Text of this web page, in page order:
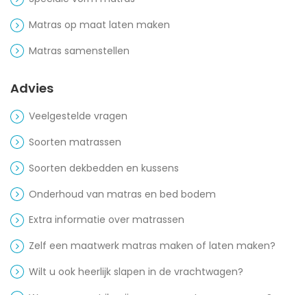
Matras op maat laten maken
Matras samenstellen
Advies
Veelgestelde vragen
Soorten matrassen
Soorten dekbedden en kussens
Onderhoud van matras en bed bodem
Extra informatie over matrassen
Zelf een maatwerk matras maken of laten maken?
Wilt u ook heerlijk slapen in de vrachtwagen?